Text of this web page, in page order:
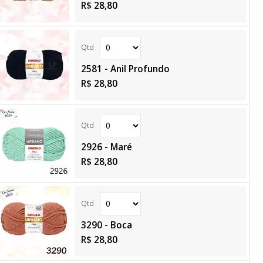
R$ 28,80
2581 - Anil Profundo
R$ 28,80
2926 - Maré
R$ 28,80
3290 - Boca
R$ 28,80